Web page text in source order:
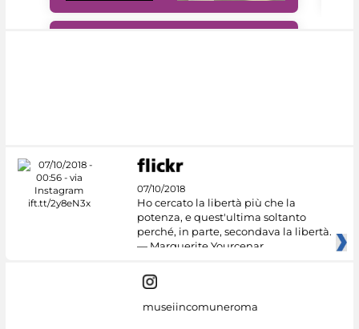
07/10/2018
Ho cercato la libertà più che la
potenza, e quest'ultima soltanto
perché, in parte, secondava la libertà.
— Marguerite Yourcenar
museiincomuneroma